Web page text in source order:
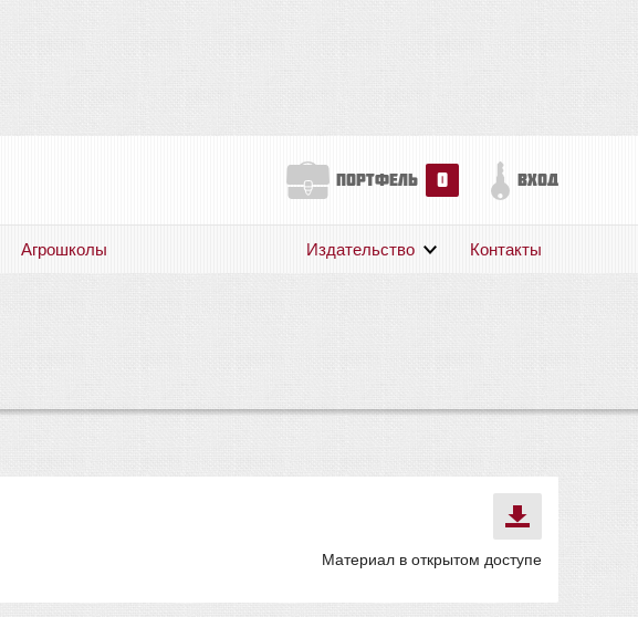
портфель 0 вход
Агрошколы Издательство Контакты
Материал в открытом доступе